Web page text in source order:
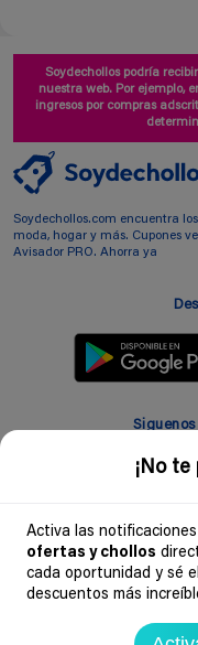
¡No te
Activa las
ofertas y chollos
cada oportunidad y sé
descuentos más
Soydechollos podría
nuestra web. Por ejemplo,
ingresos por compras
Soydechollos.com encuentra
moda, hogar y más. Cupones
Avisador PRO. Ahorra ya
Introduciendo mi correo
consentimiento a recibir